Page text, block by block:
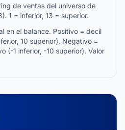
de ventas del universo de
1 = inferior, 13 = superior.
en el balance. Positivo = decil
10 superior). Negativo =
(-1 inferior, -10 superior). Valor